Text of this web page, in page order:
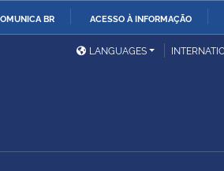
BR ACESSO À INFORMAÇÃO
Ministério das Relações
ExterioresLANGUAGES